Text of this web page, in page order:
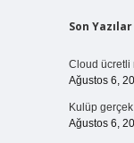
Son Yazılar
Cloud ücretli
Ağustos 6,
Kulüp
Ağustos 6,